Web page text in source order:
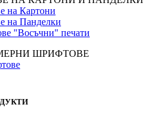
на Картони
на Панделки
"Восъчни" печати
ШРИФТОВЕ